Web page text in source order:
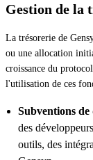
Gestion de la
La trésorerie de
ou une allocation
croissance du
l'utilisation de ces
Subventions
des
outils, des